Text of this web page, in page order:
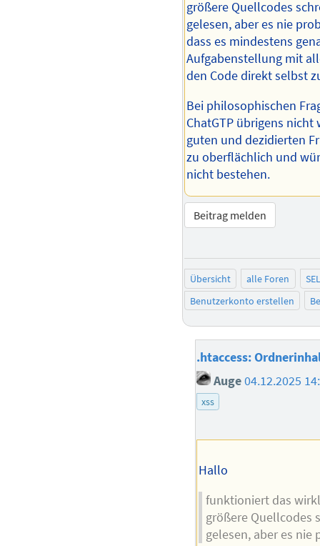
größere Quellcodes
gelesen, aber es nie
dass es mindestens
Aufgabenstellung mit
den Code direkt selbst
Bei philosophischen
ChatGTP übrigens
guten und dezidierten
zu oberflächlich und
nicht bestehen.
Beitrag melden
Übersicht alle Foren
Benutzerkonto erstellen
.htaccess:
Auge 04.12.2025
xss
Hallo
funktioniert das
größere Quellcodes
gelesen, aber es nie